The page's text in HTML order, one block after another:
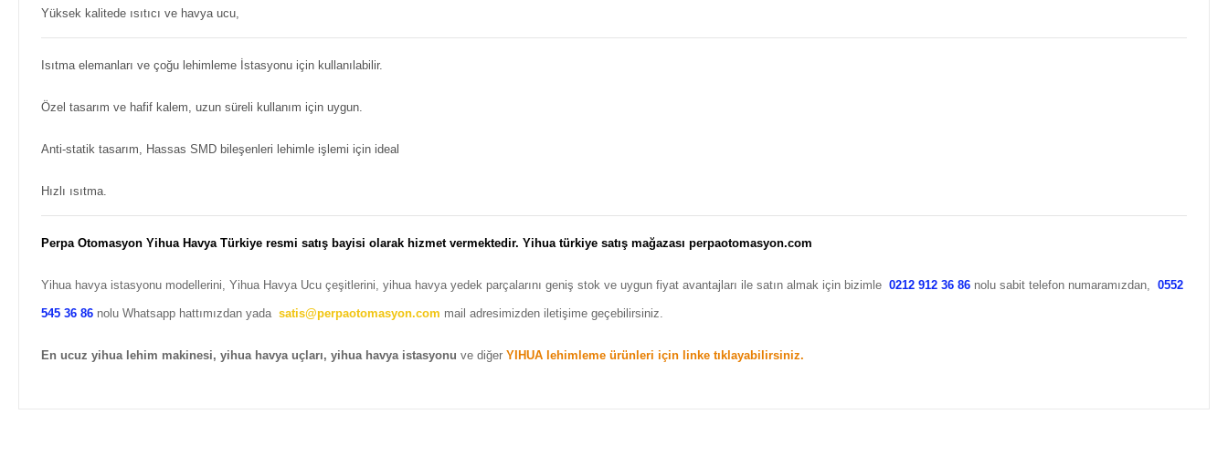
Yüksek kalitede ısıtıcı ve havya ucu,
Isıtma elemanları ve çoğu lehimleme İstasyonu için kullanılabilir.
Özel tasarım ve hafif kalem, uzun süreli kullanım için uygun.
Anti-statik tasarım, Hassas SMD bileşenleri lehimle işlemi için ideal
Hızlı ısıtma.
Perpa Otomasyon Yihua Havya Türkiye resmi satış bayisi olarak hizmet vermektedir. Yihua türkiye satış mağazası perpaotomasyon.com
Yihua havya istasyonu modellerini, Yihua Havya Ucu çeşitlerini, yihua havya yedek parçalarını geniş stok ve uygun fiyat avantajları ile satın almak için bizimle 0212 912 36 86 nolu sabit telefon numaramızdan, 0552
545 36 86 nolu Whatsapp hattımızdan yada satis@perpaotomasyon.com mail adresimizden iletişime geçebilirsiniz.
En ucuz yihua lehim makinesi, yihua havya uçları, yihua havya istasyonu ve diğer YIHUA lehimleme ürünleri için linke tıklayabilirsiniz.